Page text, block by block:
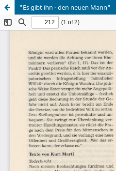
"Es gibt ihn - den neuen Mann"